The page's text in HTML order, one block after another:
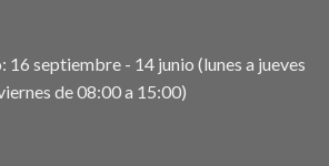
septiembre - 14 junio (lunes a jueves
de 08:00 a 15:00)